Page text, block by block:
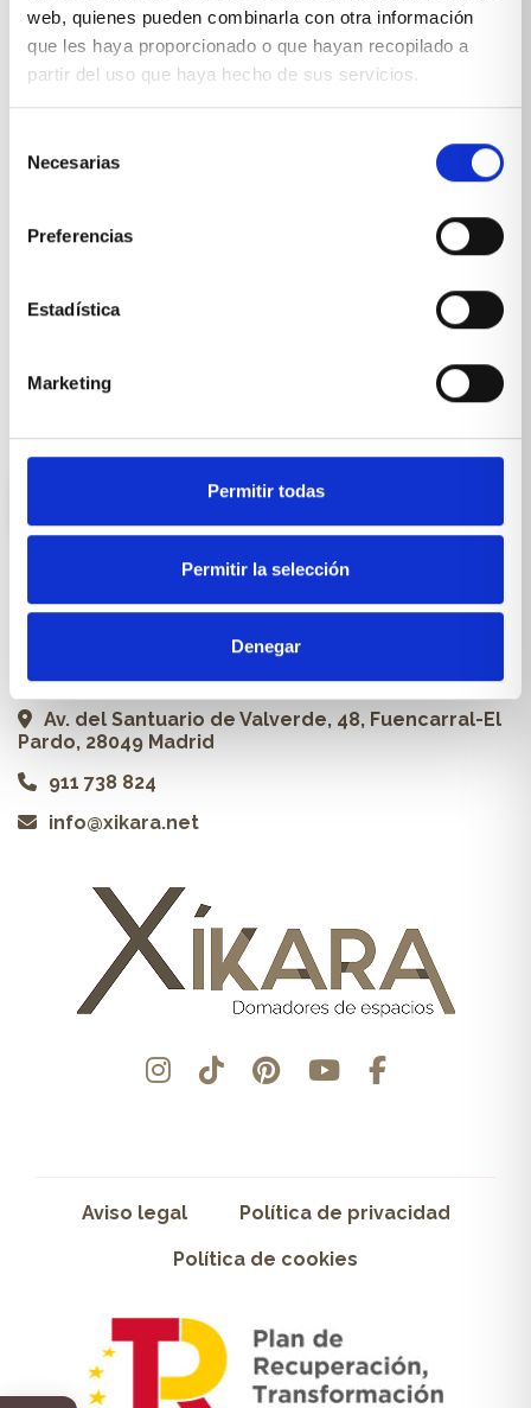
web, quienes pueden combinarla con otra información
que les haya proporcionado o que hayan recopilado a
partir del uso que haya hecho de sus servicios.
Necesarias
Preferencias
Estadística
Marketing
Permitir todas
Permitir la selección
Denegar
Reseñas Google
SOLICITA UNA CITA
Condiciones de venta
Productos y servicios
Cocinas a medida
Proyectos
Profesionales
Xikara | Tienda de muebles
Av. del Santuario de Valverde, 48, Fuencarral-El
Pardo, 28049 Madrid
911 738 824
info@xikara.net
Aviso legal Política de privacidad
Política de cookies